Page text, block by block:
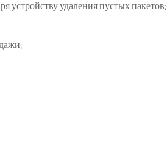
устройству удаления пустых пакетов;